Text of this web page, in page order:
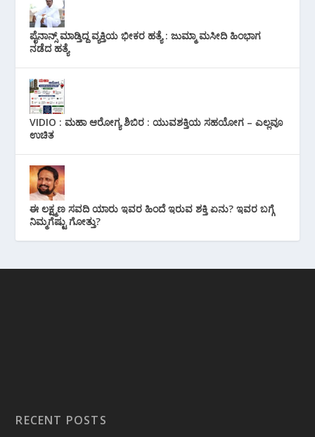
ಪೈನಾನ್ಸ್ ಮಾಡ್ತಿದ್ದ ವ್ಯಕ್ತಿಯ ಭೀಕರ‌ ಹತ್ಯೆ : ಜುಮ್ಮಾ ಮಸೀದಿ ಹಿಂಭಾಗ
ನಡೆದ ಹತ್ಯೆ
VIDIO : ಮಹಾ ಆರೋಗ್ಯ ಶಿಬಿರ : ಯುವಶಕ್ತಿಯ ಸಹಯೋಗ – ಎಲ್ಲವೂ
ಉಚಿತ
ಈ ಲಕ್ಷ್ಮಣ ಸವದಿ ಯಾರು ಇವರ ಹಿಂದೆ ಇರುವ ಶಕ್ತಿ ಏನು? ಇವರ ಬಗ್ಗೆ
ನಿಮ್ಮಗೆಷ್ಟು ಗೋತ್ತು?
RECENT POSTS